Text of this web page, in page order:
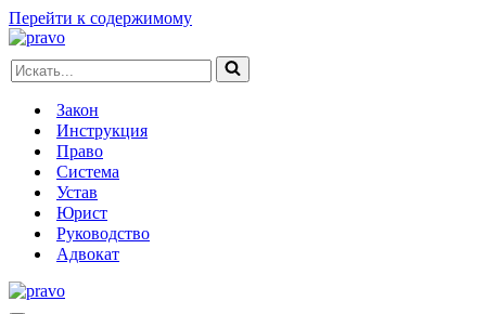
Перейти к содержимому
Искать...
Закон
Инструкция
Право
Система
Устав
Юрист
Руководство
Адвокат